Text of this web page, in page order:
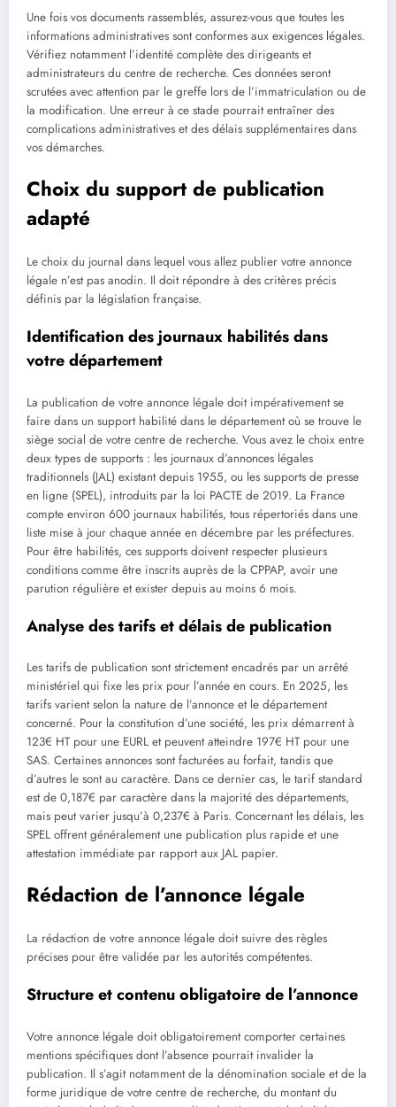
Une fois vos documents rassemblés, assurez-vous que toutes les
informations administratives sont conformes aux exigences légales.
Vérifiez notamment l’identité complète des dirigeants et
administrateurs du centre de recherche. Ces données seront
scrutées avec attention par le greffe lors de l’immatriculation ou de
la modification. Une erreur à ce stade pourrait entraîner des
complications administratives et des délais supplémentaires dans
vos démarches.
Choix du support de publication
adapté
Le choix du journal dans lequel vous allez publier votre annonce
légale n’est pas anodin. Il doit répondre à des critères précis
définis par la législation française.
Identification des journaux habilités dans
votre département
La publication de votre annonce légale doit impérativement se
faire dans un support habilité dans le département où se trouve le
siège social de votre centre de recherche. Vous avez le choix entre
deux types de supports : les journaux d’annonces légales
traditionnels (JAL) existant depuis 1955, ou les supports de presse
en ligne (SPEL), introduits par la loi PACTE de 2019. La France
compte environ 600 journaux habilités, tous répertoriés dans une
liste mise à jour chaque année en décembre par les préfectures.
Pour être habilités, ces supports doivent respecter plusieurs
conditions comme être inscrits auprès de la CPPAP, avoir une
parution régulière et exister depuis au moins 6 mois.
Analyse des tarifs et délais de publication
Les tarifs de publication sont strictement encadrés par un arrêté
ministériel qui fixe les prix pour l’année en cours. En 2025, les
tarifs varient selon la nature de l’annonce et le département
concerné. Pour la constitution d’une société, les prix démarrent à
123€ HT pour une EURL et peuvent atteindre 197€ HT pour une
SAS. Certaines annonces sont facturées au forfait, tandis que
d’autres le sont au caractère. Dans ce dernier cas, le tarif standard
est de 0,187€ par caractère dans la majorité des départements,
mais peut varier jusqu’à 0,237€ à Paris. Concernant les délais, les
SPEL offrent généralement une publication plus rapide et une
attestation immédiate par rapport aux JAL papier.
Rédaction de l’annonce légale
La rédaction de votre annonce légale doit suivre des règles
précises pour être validée par les autorités compétentes.
Structure et contenu obligatoire de l’annonce
Votre annonce légale doit obligatoirement comporter certaines
mentions spécifiques dont l’absence pourrait invalider la
publication. Il s’agit notamment de la dénomination sociale et de la
forme juridique de votre centre de recherche, du montant du